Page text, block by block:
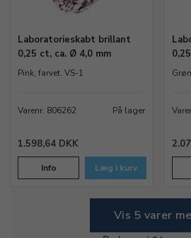
Laboratorieskabt brillant
0,25 ct, ca. Ø 4,0 mm
Pink, farvet. VS-1
Varenr. 806262 På lager
1.598,64 DKK
Info Læg i kurv
Vis 5 varer